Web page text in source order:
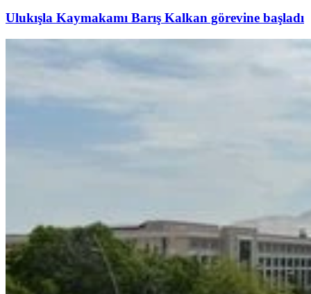
Ulukışla Kaymakamı Barış Kalkan görevine başladı